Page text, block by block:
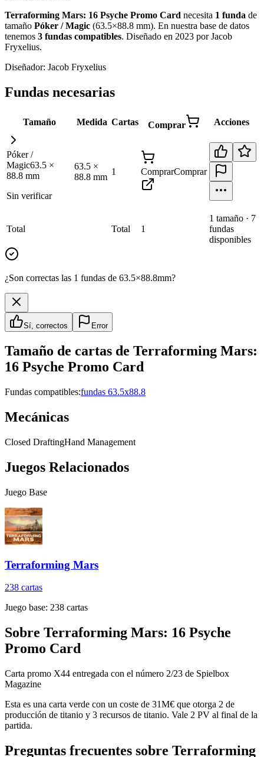
Terraforming Mars: 16 Psyche Promo Card necesita 1 funda de
tamaño Póker / Magic (63.5×88.8 mm). En nuestra base de datos
tenemos 3 fundas compatibles. Diseñado en 2023 por Jacob
Fryxelius.
Diseñador: Jacob Fryxelius
Fundas necesarias
Tamaño Medida Cartas Comprar Acciones
Póker /
Magic63.5 ×
88.8 mm
Sin verificar
63.5 ×
88.8 mm
1 ComprarComprar
Total Total 1
1 tamaño · 7
fundas
disponibles
¿Son correctas las 1 fundas de 63.5×88.8mm?
Sí, correctos Error
Tamaño de cartas de Terraforming Mars:
16 Psyche Promo Card
Fundas compatibles:fundas 63.5x88.8
Mecánicas
Closed DraftingHand Management
Juegos Relacionados
Juego Base
Terraforming Mars
238 cartas
Juego base: 238 cartas
Sobre Terraforming Mars: 16 Psyche
Promo Card
Carta promo X44 entregada con el número 2/23 de Spielbox
Magazine
Esta es una carta verde con un coste de 31M€ que otorga 2 de
producción de titanio y 3 recursos de titanio. Vale 2 PV al final de la
partida.
Preguntas frecuentes sobre Terraforming